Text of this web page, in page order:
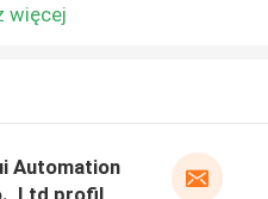
więcej
Automation